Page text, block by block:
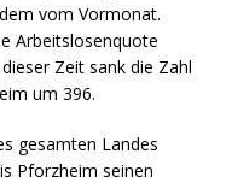
vom Vormonat.
Arbeitslosenquote
Zeit sank die Zahl
um 396.
gesamten Landes
Pforzheim seinen